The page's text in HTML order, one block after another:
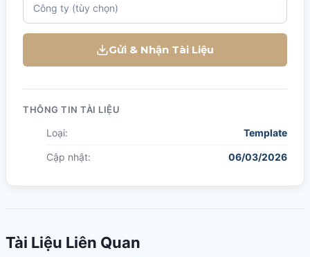
Gửi & Nhận Tài Liệu
THÔNG TIN TÀI LIỆU
Loại: Template
Cập nhật: 06/03/2026
Tài Liệu Liên Quan